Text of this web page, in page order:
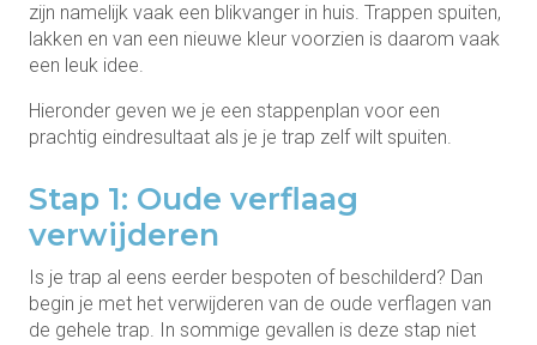
zijn namelijk vaak een blikvanger in huis. Trappen spuiten,
lakken en van een nieuwe kleur voorzien is daarom vaak
een leuk idee.
Hieronder geven we je een stappenplan voor een
prachtig eindresultaat als je je trap zelf wilt spuiten.
Stap 1: Oude verflaag
verwijderen
Is je trap al eens eerder bespoten of beschilderd? Dan
begin je met het verwijderen van de oude verflagen van
de gehele trap. In sommige gevallen is deze stap niet